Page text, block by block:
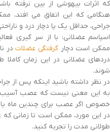
که اثرات بیهوشی از بین نرفته
هنگامی که این اتفاق می افتد،
جراحی، حداقل یک پا دچار درد و
اسپاسم عضلانی: با از سر گیری
ممکن است دچارگرفتگی عضلاتدر
دردهای عضلانی در این زمان
شوند.
در نظر داشته باشید اینکه پس از
به این معنی نیست که عصب آسیب
خصوص اگر عصب برای چندین ماه یا
در این مورد، ممکن است تا زمانی
طولانی مدت را تجربه کنید.